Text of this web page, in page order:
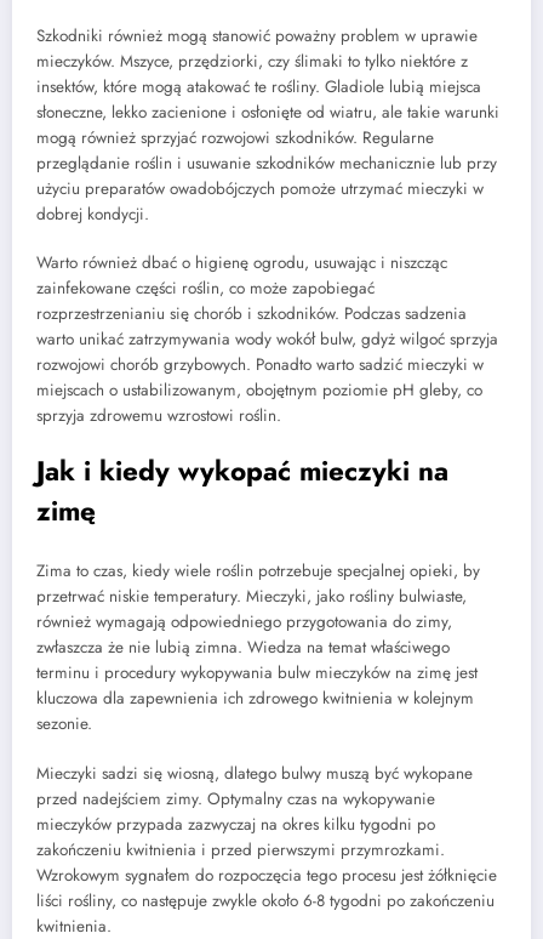
Szkodniki również mogą stanowić poważny problem w uprawie
mieczyków. Mszyce, przędziorki, czy ślimaki to tylko niektóre z
insektów, które mogą atakować te rośliny. Gladiole lubią miejsca
słoneczne, lekko zacienione i osłonięte od wiatru, ale takie warunki
mogą również sprzyjać rozwojowi szkodników. Regularne
przeglądanie roślin i usuwanie szkodników mechanicznie lub przy
użyciu preparatów owadobójczych pomoże utrzymać mieczyki w
dobrej kondycji.
Warto również dbać o higienę ogrodu, usuwając i niszcząc
zainfekowane części roślin, co może zapobiegać
rozprzestrzenianiu się chorób i szkodników. Podczas sadzenia
warto unikać zatrzymywania wody wokół bulw, gdyż wilgoć sprzyja
rozwojowi chorób grzybowych. Ponadto warto sadzić mieczyki w
miejscach o ustabilizowanym, obojętnym poziomie pH gleby, co
sprzyja zdrowemu wzrostowi roślin.
Jak i kiedy wykopać mieczyki na
zimę
Zima to czas, kiedy wiele roślin potrzebuje specjalnej opieki, by
przetrwać niskie temperatury. Mieczyki, jako rośliny bulwiaste,
również wymagają odpowiedniego przygotowania do zimy,
zwłaszcza że nie lubią zimna. Wiedza na temat właściwego
terminu i procedury wykopywania bulw mieczyków na zimę jest
kluczowa dla zapewnienia ich zdrowego kwitnienia w kolejnym
sezonie.
Mieczyki sadzi się wiosną, dlatego bulwy muszą być wykopane
przed nadejściem zimy. Optymalny czas na wykopywanie
mieczyków przypada zazwyczaj na okres kilku tygodni po
zakończeniu kwitnienia i przed pierwszymi przymrozkami.
Wzrokowym sygnałem do rozpoczęcia tego procesu jest żółknięcie
liści rośliny, co następuje zwykle około 6-8 tygodni po zakończeniu
kwitnienia.